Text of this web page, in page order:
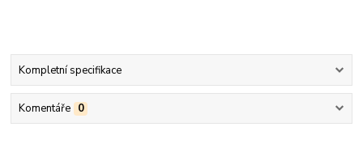
Kompletní specifikace
Komentáře 0